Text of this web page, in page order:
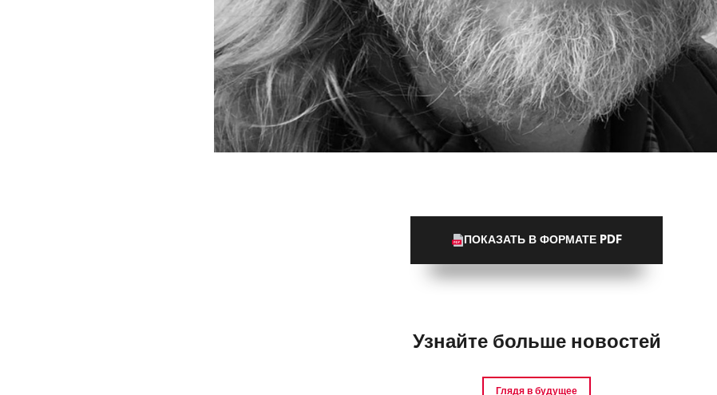
ПОКАЗАТЬ В ФОРМАТЕ PDF
Узнайте больше новостей
Глядя в будущее